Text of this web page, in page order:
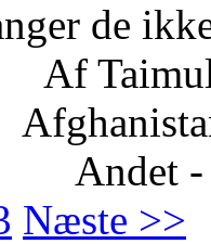
de
Af
Andet
Næste >>